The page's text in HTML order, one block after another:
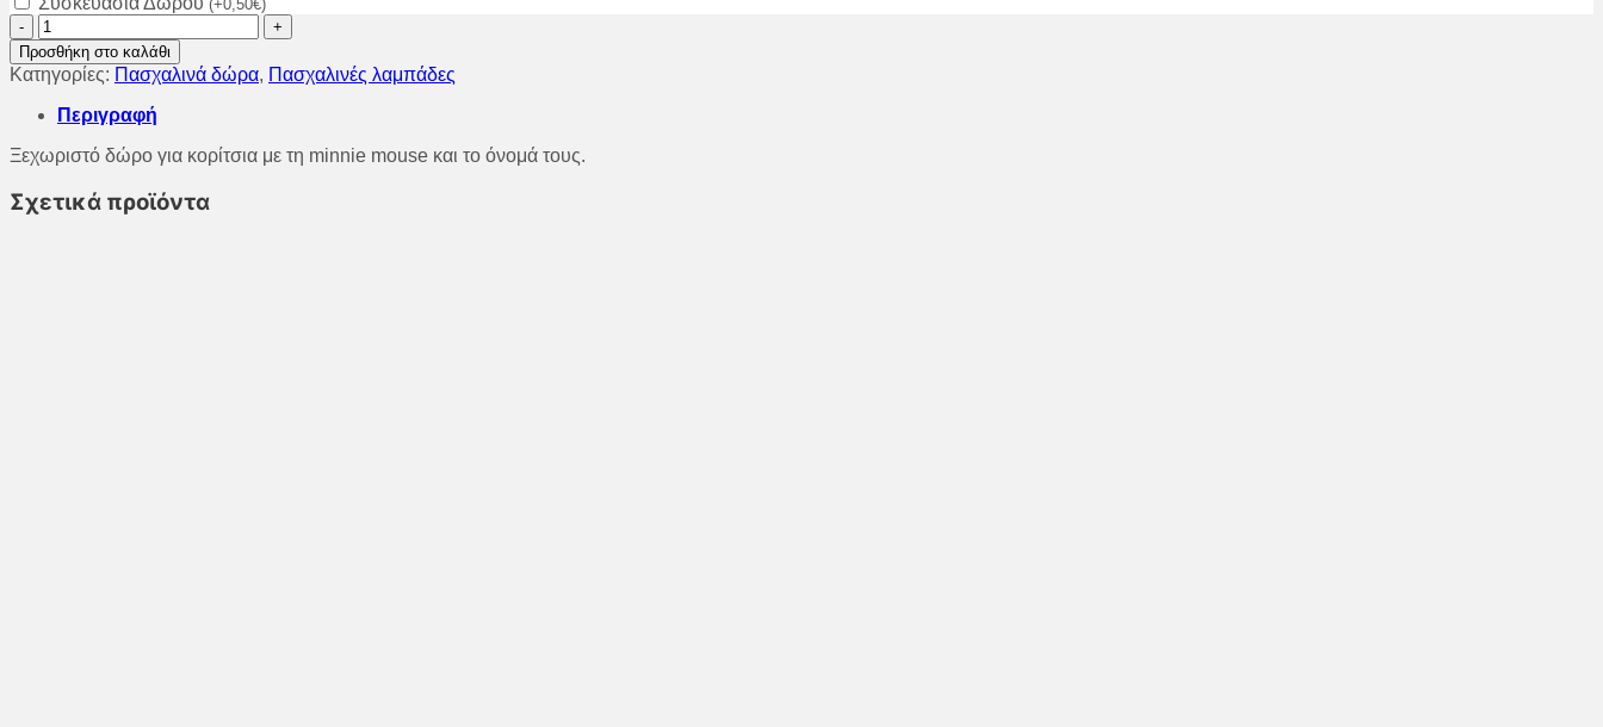
(+0,50€)
Σετ
μαξιλάρι
και
κούπα
minnie
mouse
με
ποσότητα
Προσθήκη στο καλάθι
Κατηγορίες: Πασχαλινά δώρα, Πασχαλινές λαμπάδες
Περιγραφή
Ξεχωριστό δώρο για κορίτσια με τη minnie mouse και το όνομά τους.
Σχετικά προϊόντα